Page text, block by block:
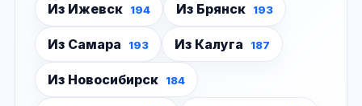
Из Ижевск 194 Из Брянск 193
Из Самара 193 Из Калуга 187
Из Новосибирск 184